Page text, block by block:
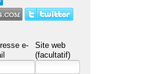
e-
Site web
(facultatif)